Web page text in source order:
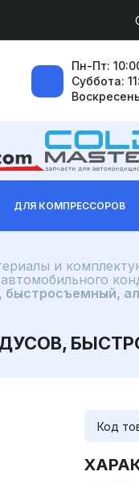
Пн-Пт:
Суббота:
ДЛЯ КОМПРЕССОРОВ
и
быстросъемный,
Код